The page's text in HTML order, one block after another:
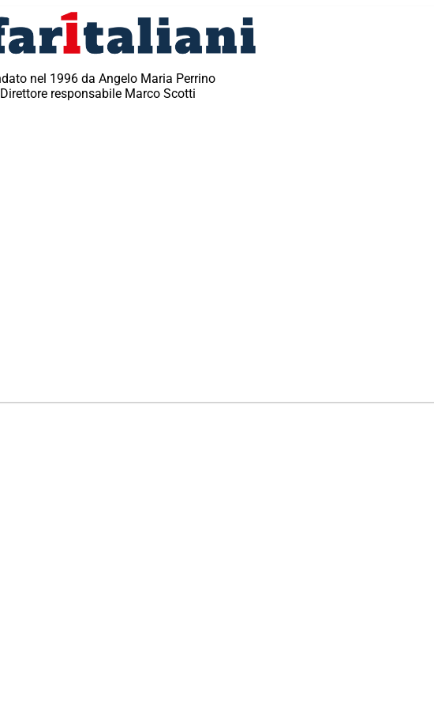
nel 1996 da Angelo Maria Perrino
Direttore responsabile Marco Scotti